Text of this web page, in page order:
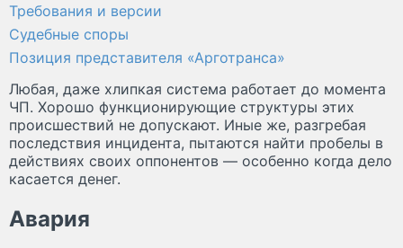
Требования и версии
Судебные споры
Позиция представителя «Арготранса»
Любая, даже хлипкая система работает до момента
ЧП. Хорошо функционирующие структуры этих
происшествий не допускают. Иные же, разгребая
последствия инцидента, пытаются найти пробелы в
действиях своих оппонентов — особенно когда дело
касается денег.
Авария